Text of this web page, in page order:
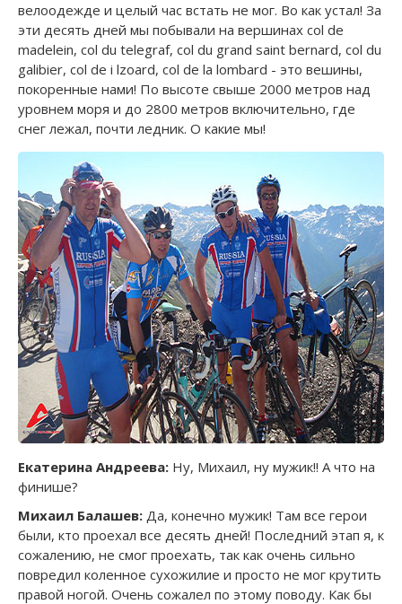
велоодежде и целый час встать не мог. Во как устал! За
эти десять дней мы побывали на вершинах col de
madelein, col du telegraf, col du grand saint bernard, col du
galibier, col de i lzoard, col de la lombard - это вешины,
покоренные нами! По высоте свыше 2000 метров над
уровнем моря и до 2800 метров включительно, где
снег лежал, почти ледник. О какие мы!
Екатерина Андреева: Ну, Михаил, ну мужик!! А что на
финише?
Михаил Балашев: Да, конечно мужик! Там все герои
были, кто проехал все десять дней! Последний этап я, к
сожалению, не смог проехать, так как очень сильно
повредил коленное сухожилие и просто не мог крутить
правой ногой. Очень сожалел по этому поводу. Как бы